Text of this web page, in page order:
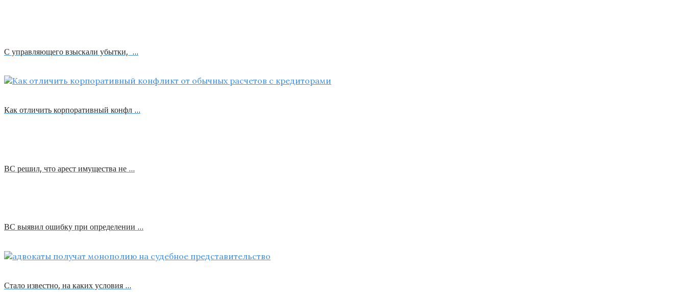
С управляющего взыскали убытки, …
Как отличить корпоративный конфл …
ВС решил, что арест имущества не …
ВС выявил ошибку при определении …
Стало известно, на каких условия …